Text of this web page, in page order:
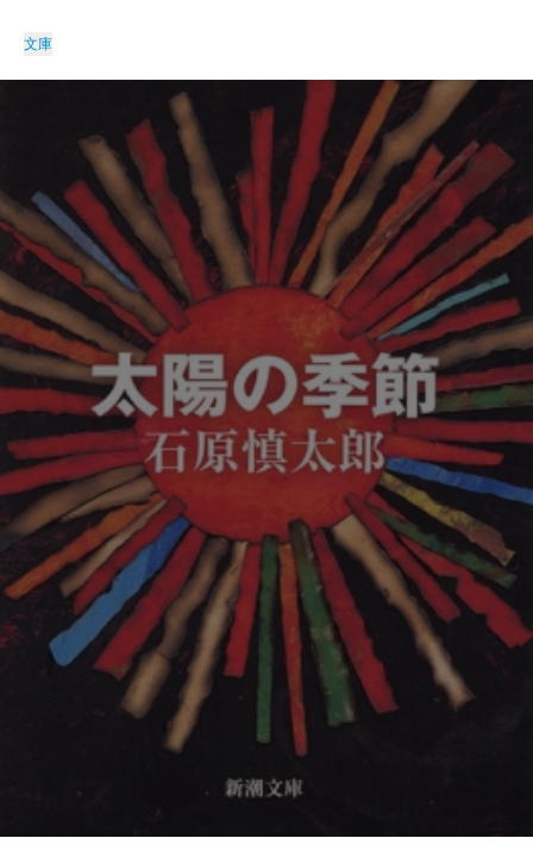
文庫